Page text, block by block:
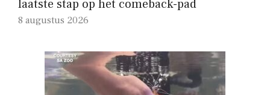
laatste stap op het comeback-pad
8 augustus 2026